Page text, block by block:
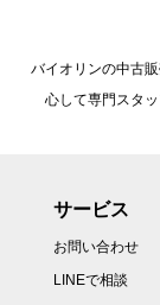
バイオリンの中古
心して専門スタ
サービス
お問い合わせ
LINEで相談